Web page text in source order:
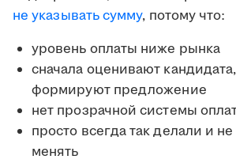
не указывать сумму, потому что:
уровень оплаты ниже рынка
сначала оценивают
формируют предложение
нет прозрачной системы
просто всегда так делали и
менять